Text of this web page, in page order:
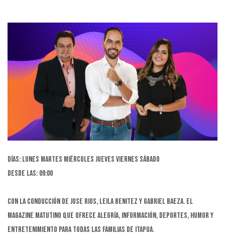
Días: Lunes Martes Miércoles Jueves Viernes Sábado
Desde las: 09:00
Con la conducción de Jose Rios, Leila Benitez y Gabriel Baeza. El
magazine matutino que ofrece alegría, información, deportes, humor y
entretenimiento para todas las familias de Itapua.